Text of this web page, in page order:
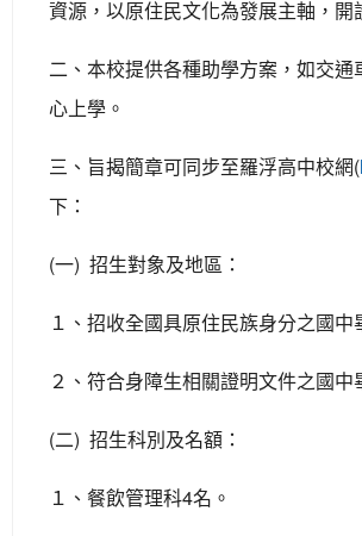
資源，以原住民文化為發展主軸，開
二、本校提供各種助學方案，如交通
心上學。
三、旨揭簡章可同步至羅浮高中校網(
下：
(一) 招生對象及地區：
１、招收全國具原住民族身分之國中
２、符合身障生相關證明文件之國中
(二) 招生科別及名額：
１、餐飲管理科4名。